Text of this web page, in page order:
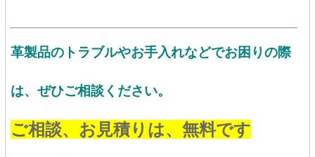
革製品のトラブルやお手入れなどでお困りの際
は、ぜひご相談ください。
ご相談、お見積りは、 無料です